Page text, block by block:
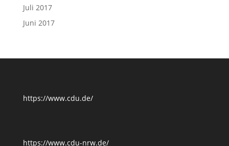
Juli 2017
Juni 2017
https://www.cdu.de/
https://www.cdu-nrw.de/